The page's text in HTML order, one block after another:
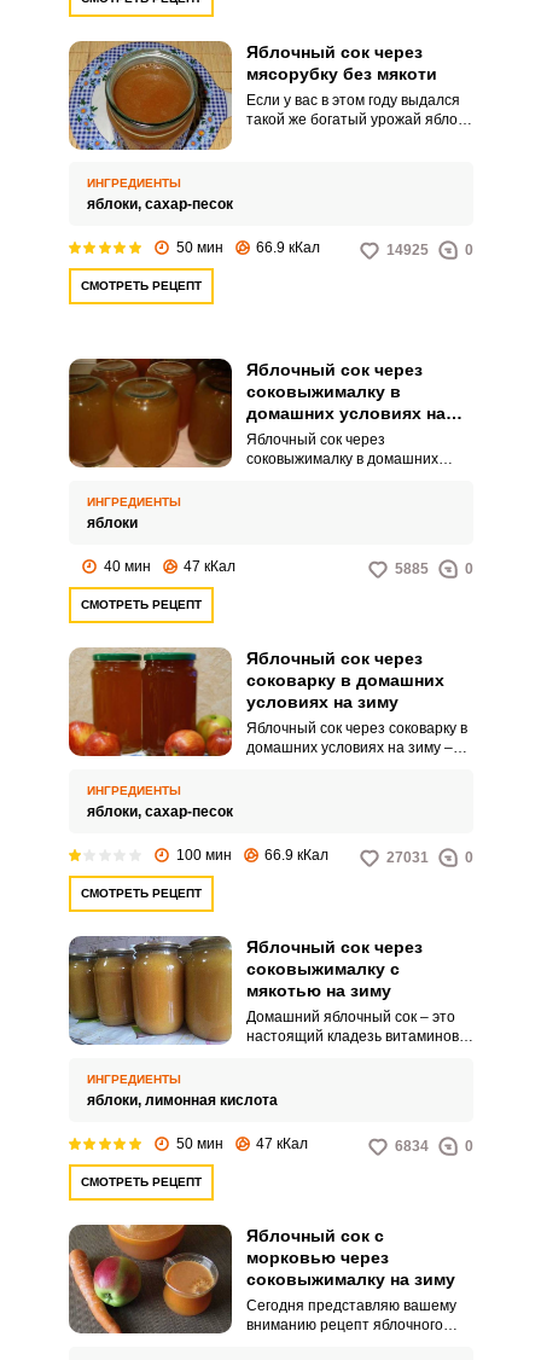
Яблочный сок через
мясорубку без мякоти
Если у вас в этом году выдался
такой же богатый урожай яблок,
ничего особенного: яблоки и
ИНГРЕДИЕНТЫ
яблоки, сахар-песок
50 мин 66.9 кКал 14925 0
СМОТРЕТЬ РЕЦЕПТ
Яблочный сок через
соковыжималку в
домашних условиях на
зиму
Яблочный сок через
соковыжималку в домашних
добавления сахара, он
для укрепления иммунитета в
зимне-весенний период, и
замечательной альтернативой
магазинным напиткам и сокам, в
состав которых входят
консерванты.
ИНГРЕДИЕНТЫ
яблоки
40 мин 47 кКал 5885 0
СМОТРЕТЬ РЕЦЕПТ
Яблочный сок через
соковарку в домашних
условиях на зиму
Яблочный сок через соковарку в
домашних условиях на зиму –
ИНГРЕДИЕНТЫ
яблоки, сахар-песок
100 мин 66.9 кКал 27031 0
СМОТРЕТЬ РЕЦЕПТ
Яблочный сок через
соковыжималку с
мякотью на зиму
Домашний яблочный сок – это
настоящий кладезь витаминов и
добавления сахара с
он идеально подойдет для
ежедневного употребления как
ИНГРЕДИЕНТЫ
яблоки, лимонная кислота
50 мин 47 кКал 6834 0
СМОТРЕТЬ РЕЦЕПТ
Яблочный сок с
морковью через
соковыжималку на зиму
Сегодня представляю вашему
вниманию рецепт яблочного